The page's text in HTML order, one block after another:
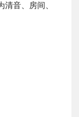
清音、房间、